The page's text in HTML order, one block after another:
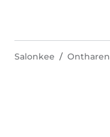
Salonkee Ontharen